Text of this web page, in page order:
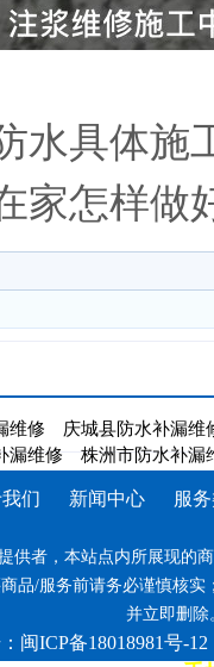
水具体施
家怎样做
维修
庆城县防水补漏维
漏维修 株洲市防水补漏
们 新闻中心 服
供者，本站点内所展现的
品/服务前请务必谨慎核
并立即删除
闽ICP备18018981号-12